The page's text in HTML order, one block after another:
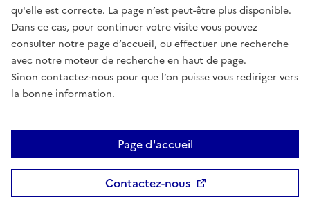
qu'elle est correcte. La page n’est peut-être plus disponible.
Dans ce cas, pour continuer votre visite vous pouvez
consulter notre page d’accueil, ou effectuer une recherche
avec notre moteur de recherche en haut de page.
Sinon contactez-nous pour que l’on puisse vous rediriger vers
la bonne information.
Page d'accueil
Contactez-nous